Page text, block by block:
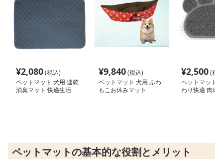
¥2,080(税込)
ペットマット 犬用 速乾
消臭マット 快適生活
¥9,840(税込)
ペットマット 犬用 ふわ
もこお休みマット
¥2,500(税
ペットマット
わり快適 肉球
ペットマットの基本的な役割とメリット